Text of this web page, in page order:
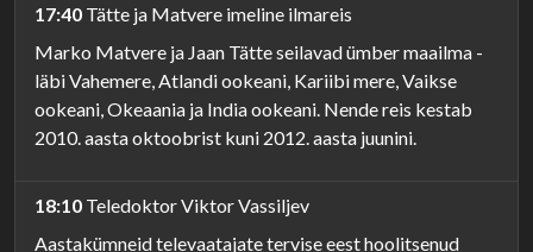
17:40 Tätte ja Matvere imeline ilmareis
Marko Matvere ja Jaan Tätte seilavad ümber maailma -
läbi Vahemere, Atlandi ookeani, Kariibi mere, Vaikse
ookeani, Okeaania ja India ookeani. Nende reis kestab
2010. aasta oktoobrist kuni 2012. aasta juunini.
18:10 Teledoktor Viktor Vassiljev
Aastakümneid televaatajate tervise eest hoolitsenud